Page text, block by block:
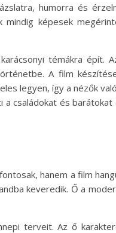
humorra és
képesek
témákra épít.
A film
legyen, így a nézők
családokat és
hanem a film
keveredik. Ő a
terveit. Az ő